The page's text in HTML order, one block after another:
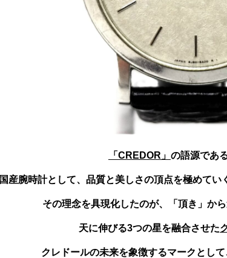
「CREDOR」 の語源であ
国産腕時計として、品質と美しさの頂点を極めてい
その理念を具現化したのが、「頂き」か
天に伸びる3つの星を融合させた
クレドールの未来を象徴するマークとし